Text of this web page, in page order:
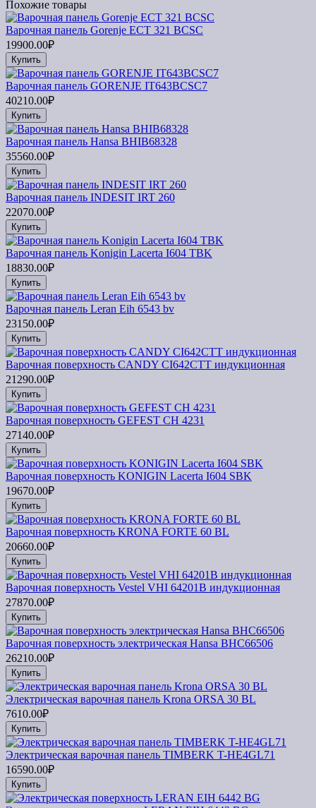
Похожие товары
Варочная панель Gorenje ECT 321 BCSC
19900.00₽
Купить
Варочная панель GORENJE IT643BCSC7
40210.00₽
Купить
Варочная панель Hansa BHIB68328
35560.00₽
Купить
Варочная панель INDESIT IRT 260
22070.00₽
Купить
Варочная панель Konigin Lacerta I604 TBK
18830.00₽
Купить
Варочная панель Leran Eih 6543 bv
23150.00₽
Купить
Варочная поверхность CANDY CI642CTT индукционная
21290.00₽
Купить
Варочная поверхность GEFEST СН 4231
27140.00₽
Купить
Варочная поверхность KONIGIN Lacerta I604 SBK
19670.00₽
Купить
Варочная поверхность KRONA FORTE 60 BL
20660.00₽
Купить
Варочная поверхность Vestel VHI 64201B индукционная
27870.00₽
Купить
Варочная поверхность электрическая Hansa BHC66506
26210.00₽
Купить
Электрическая варочная панель Krona ORSA 30 BL
7610.00₽
Купить
Электрическая варочная панель TIMBERK T-HE4GL71
16590.00₽
Купить